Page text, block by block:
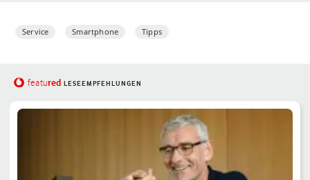
Service Smartphone Tipps
featured LESEEMPFEHLUNGEN